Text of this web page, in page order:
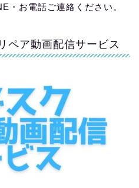
・お電話ご連絡ください。
ペア動画配信サービス